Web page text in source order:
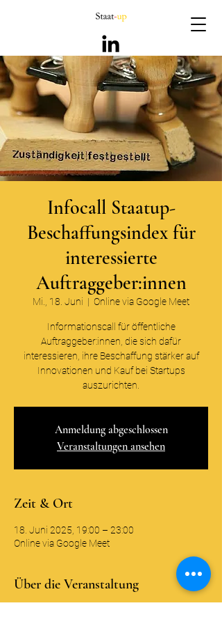
Infocall Staatup-
Beschaffungsindex für
interessierte
Auftraggeber:innen
Mi., 18. Juni
  |
Online via Google Meet
Informationscall für öffentliche
Auftraggeber:innen, die sich dafür
interessieren, ihre Beschaffung stärker auf
Innovationen und Kauf bei Startups
auszurichten.
Anmeldung abgeschlossen
Veranstaltungen ansehen
Zeit & Ort
18. Juni 2025, 19:00 – 23:00
Online via Google Meet
Über die Veranstaltung